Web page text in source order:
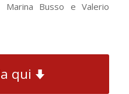
Marina Busso e Valerio
qui